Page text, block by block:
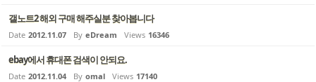
갤노트2 해외 구매 해주실분 찾아봅니다
Date 2012.11.07 By eDream Views 16346
ebay에서 휴대폰 검색이 안되요.
Date 2012.11.04 By omal Views 17140